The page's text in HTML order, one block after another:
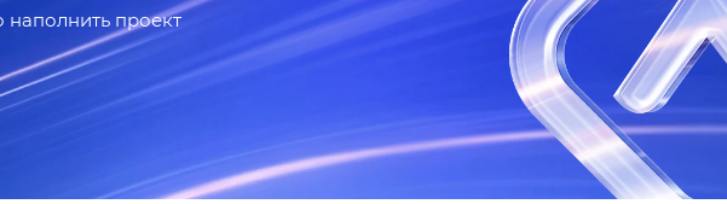
наполнить проект